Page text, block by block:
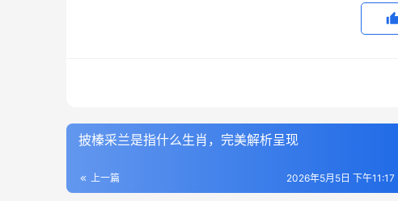
披榛采兰是指什么生肖，完美解析呈现
上一篇 2026年5月5日 下午11:17